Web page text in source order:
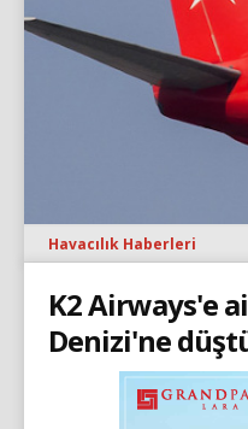
Havacılık Haberleri
K2 Airways'e
Denizi'ne